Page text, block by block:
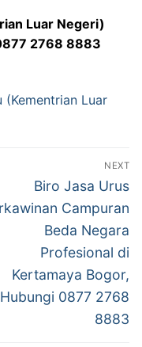
Luar Negeri)
2768 8883
(Kementrian Luar
NEXT
Next
post:
Biro Jasa Urus
Campuran
Beda Negara
Profesional di
Kertamaya Bogor,
Hubungi 0877 2768
8883